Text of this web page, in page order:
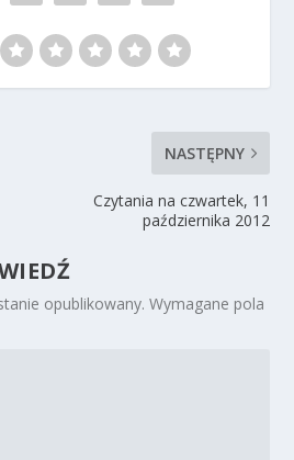
NASTĘPNY
Czytania na czwartek, 11
października 2012
opublikowany. Wymagane pola